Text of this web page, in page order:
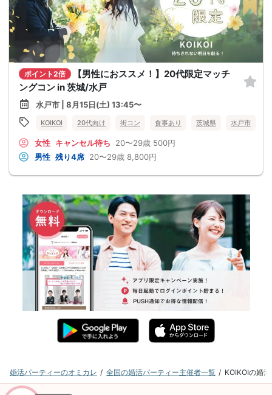
ポイント2倍
【男性におススメ！】20代限定マッチ
ングコン in 茨城/水戸
水戸市 | 8月15日(土) 13:45〜
KOIKOI 20代向け 街コン 食事あり 茨城県 水戸市
女性 キャンセル待ち 20〜29歳 500円
男性 残り4席 20〜29歳 8,800円
婚活パーティーのオミカレ 全国の婚活パーティー主催者一覧 KOIKOIの婚